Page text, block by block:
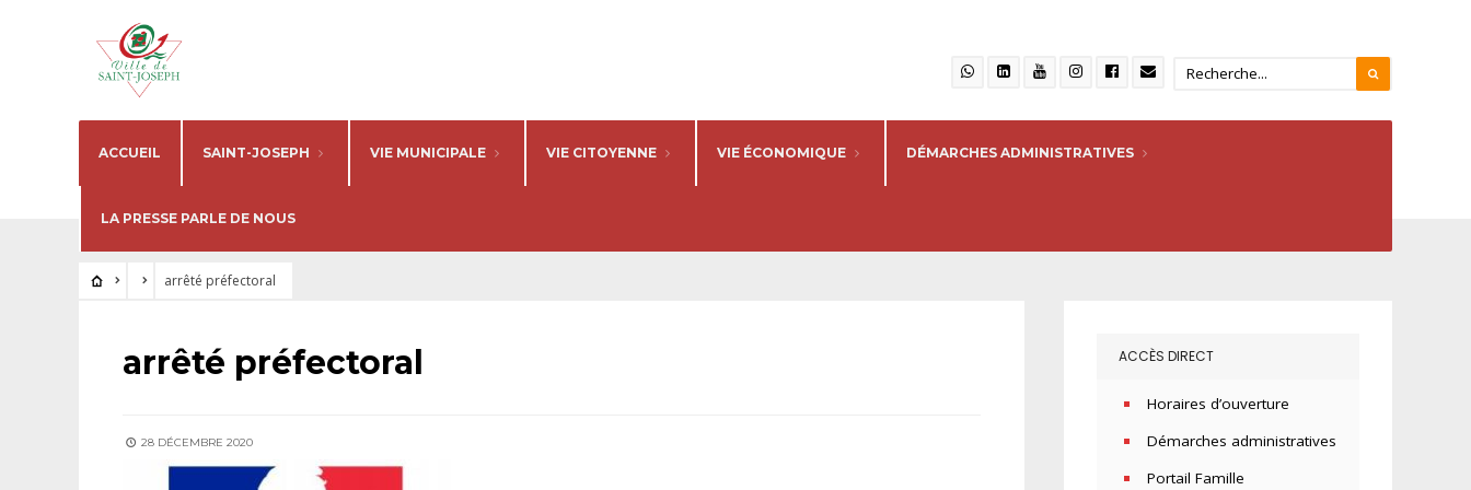
ACCUEIL SAINT-JOSEPH VIE MUNICIPALE VIE CITOYENNE VIE ÉCONOMIQUE DÉMARCHES ADMINISTRATIVES
LA PRESSE PARLE DE NOUS
arrêté préfectoral
arrêté préfectoral
28 DÉCEMBRE 2020
ACCÈS DIRECT
Horaires d’ouverture
Démarches administratives
Portail Famille